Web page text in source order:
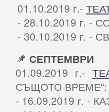
01.10.2019 г.-
- 28.10.2019 г. -
- 30.10.2019 г. -
СЕПТЕМВРИ
01.09.2019 г.-
СЪЩОТО ВРЕМЕ“:
- 16.09.2019 г. -